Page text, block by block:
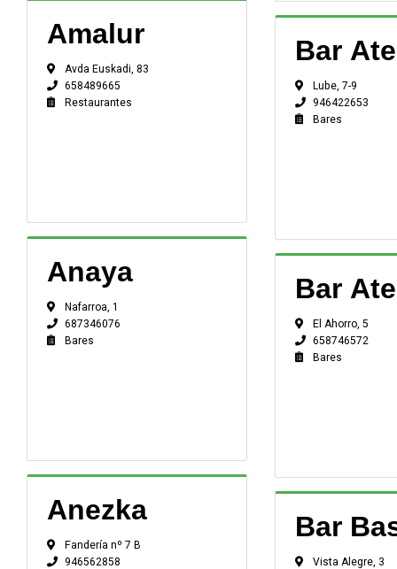
Amalur
Avda Euskadi, 83
658489665
Restaurantes
Anaya
Nafarroa, 1
687346076
Bares
Anezka
Fandería nº 7 B
946562858
Bar
Lube, 7-9
946422653
Bares
Bar
El Ahorro, 5
658746572
Bares
Bar
Vista Alegre, 3